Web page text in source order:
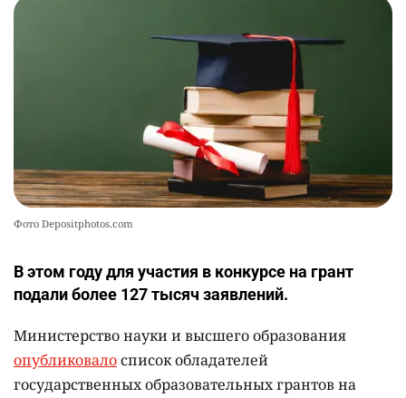
💻 В школах Казахстана изменили название и
содержание некоторых предметов
19
Фото Depositphotos.com
В этом году для участия в конкурсе на грант
подали более 127 тысяч заявлений.
Министерство науки и высшего образования
опубликовалосписок обладателей
государственных образовательных грантов на